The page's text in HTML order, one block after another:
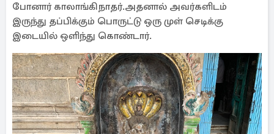
போனார் காலாங்கிநாதர்.அதனால் அவர்களிடம்
இருந்து தப்பிக்கும் பொருட்டு ஒரு முள் செடிக்கு
இடையில் ஒளிந்து கொண்டார்.